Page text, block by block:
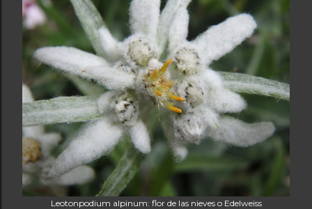
Leotonpodium alpinum: flor de las nieves o Edelweiss